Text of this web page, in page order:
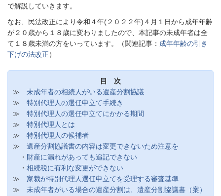
で解説していきます。
なお、民法改正により令和４年(２０２２年)４月１日から成年年齢
が２０歳から１８歳に変わりましたので、本記事の未成年者は全
て１８歳未満の方をいっています。（関連記事： 成年年齢の引き
下げの法改正）
目 次
≫ 未成年者の相続人がいる遺産分割協議
≫ 特別代理人の選任申立て手続き
≫ 特別代理人の選任申立てにかかる期間
≫ 特別代理人とは
≫ 特別代理人の候補者
≫ 遺産分割協議書の内容は変更できないため注意を
・ 財産に漏れがあっても追記できない
・ 相続税に有利な変更ができない
≫ 家裁が特別代理人選任申立てを受理する審査基準
≫ 未成年者がいる場合の遺産分割は、遺産分割協議書（案）